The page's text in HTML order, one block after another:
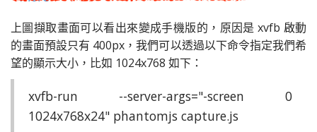
上圖擷取畫面可以看出來變成手機版的，原因是 xvfb 啟動
的畫面預設只有 400px，我們可以透過以下命令指定我們希
望的顯示大小，比如 1024x768 如下：
xvfb-run --server-args="-screen 0
1024x768x24" phantomjs capture.js